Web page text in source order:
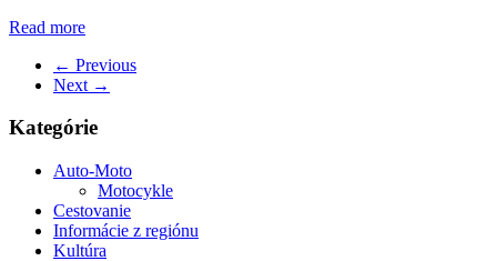
Read more
← Previous
Next →
Kategórie
Auto-Moto
Motocykle
Cestovanie
Informácie z regiónu
Kultúra